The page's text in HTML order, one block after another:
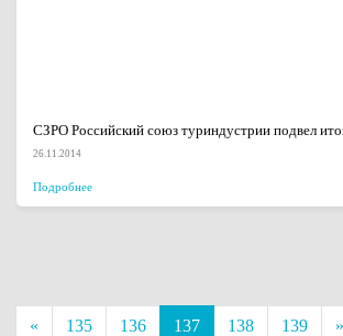
СЗРО Российский союз туриндустрии подвел
26.11.2014
Подробнее
« 135 136 137 138 139 »